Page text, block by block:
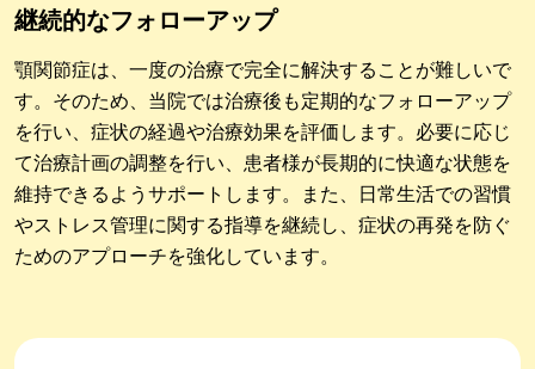
継続的なフォローアップ
顎関節症は、一度の治療で完全に解決することが難しいで
す。そのため、当院では治療後も定期的なフォローアップ
を行い、症状の経過や治療効果を評価します。必要に応じ
て治療計画の調整を行い、患者様が長期的に快適な状態を
維持できるようサポートします。また、日常生活での習慣
やストレス管理に関する指導を継続し、症状の再発を防ぐ
ためのアプローチを強化しています。